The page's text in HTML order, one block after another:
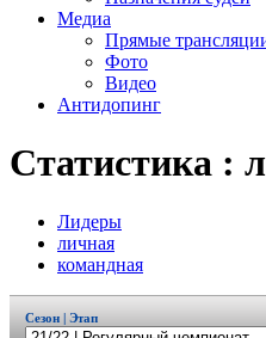
Медиа
Прямые
Фото
Видео
Антидопинг
Статистика :
Лидеры
личная
командная
Сезон | Этап